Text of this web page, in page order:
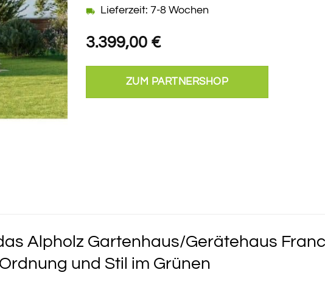
3.399,00 €
Lieferzeit: 7-8 Wochen
ZUM PARTNERSHOP
Alpholz Gartenhaus/Gerätehaus
und Stil im Grünen